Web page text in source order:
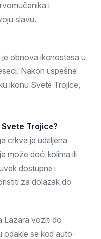
i
slavu.
obnova ikonostasa u
Nakon uspešne
ikonu Svete Trojice,
Trojice?
crkva je udaljena
može doći kolima ili
dostupne i
za dolazak do
Lazara voziti do
odakle se kod auto-